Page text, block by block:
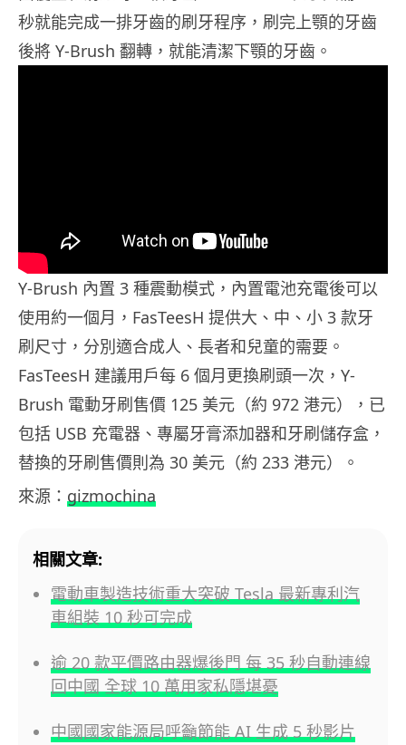
秒就能完成一排牙齒的刷牙程序，刷完上顎的牙齒
後將 Y-Brush 翻轉，就能清潔下顎的牙齒。
Y-Brush 內置 3 種震動模式，內置電池充電後可以
使用約一個月，FasTeesH 提供大、中、小 3 款牙
刷尺寸，分別適合成人、長者和兒童的需要。
FasTeesH 建議用戶每 6 個月更換刷頭一次，Y-
Brush 電動牙刷售價 125 美元（約 972 港元），已
包括 USB 充電器、專屬牙膏添加器和牙刷儲存盒，
替換的牙刷售價則為 30 美元（約 233 港元）。
來源： gizmochina
相關文章:
電動車製造技術重大突破 Tesla 最新專利汽
車組裝 10 秒可完成
逾 20 款平價路由器爆後門 每 35 秒自動連線
回中國 全球 10 萬用家私隱堪憂
中國國家能源局呼籲節能 AI 生成 5 秒影片